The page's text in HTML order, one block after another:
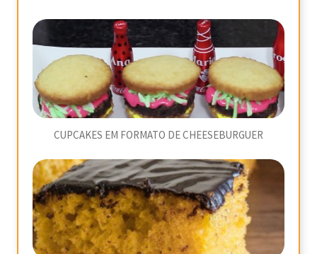
CUPCAKES EM FORMATO DE CHEESEBURGUER